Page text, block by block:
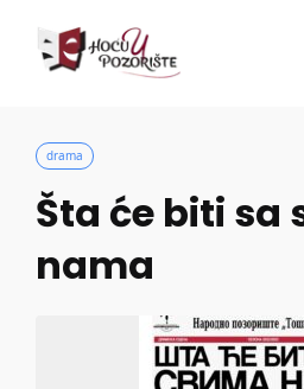
drama
Šta će biti sa
nama